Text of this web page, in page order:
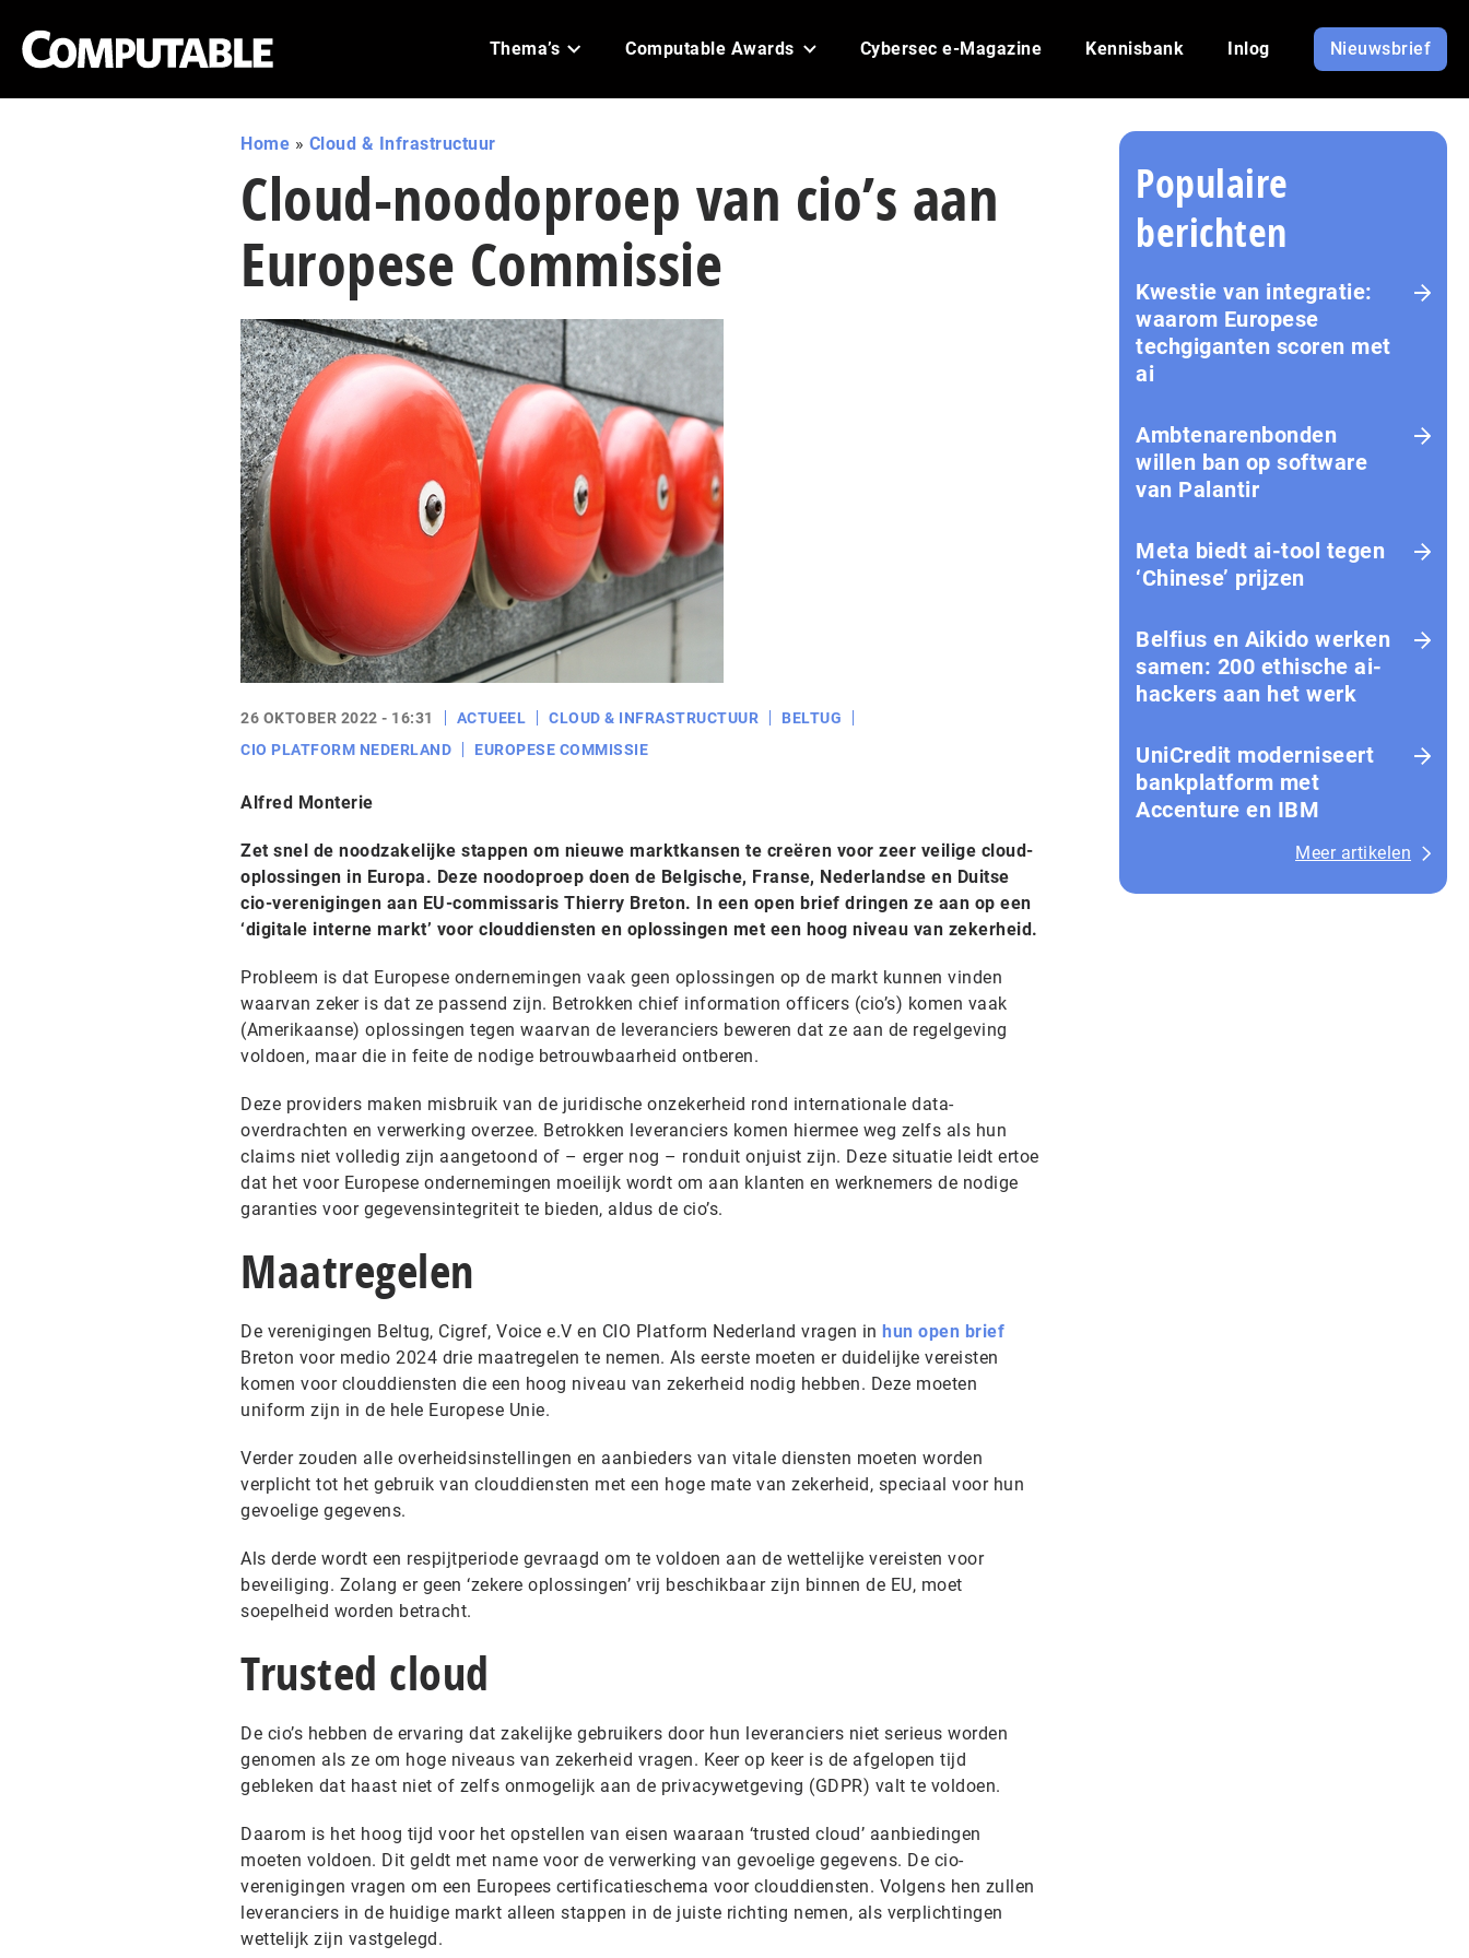
Thema’s Computable Awards Cybersec e-Magazine Kennisbank Inlog Nieuwsbrief
Home » Cloud & Infrastructuur
Cloud-noodoproep van cio’s aan
Europese Commissie
26 OKTOBER 2022 - 16:31 ACTUEEL CLOUD & INFRASTRUCTUUR
BELTUG
CIO PLATFORM NEDERLAND
EUROPESE COMMISSIE
Alfred Monterie
Zet snel de noodzakelijke stappen om nieuwe marktkansen te creëren voor zeer veilige cloud-
oplossingen in Europa. Deze noodoproep doen de Belgische, Franse, Nederlandse en Duitse
cio-verenigingen aan EU-commissaris Thierry Breton. In een open brief dringen ze aan op een
‘digitale interne markt’ voor clouddiensten en oplossingen met een hoog niveau van zekerheid.
Probleem is dat Europese ondernemingen vaak geen oplossingen op de markt kunnen vinden
waarvan zeker is dat ze passend zijn. Betrokken chief information officers (cio’s) komen vaak
(Amerikaanse) oplossingen tegen waarvan de leveranciers beweren dat ze aan de regelgeving
voldoen, maar die in feite de nodige betrouwbaarheid ontberen.
Deze providers maken misbruik van de juridische onzekerheid rond internationale data-
overdrachten en verwerking overzee. Betrokken leveranciers komen hiermee weg zelfs als hun
claims niet volledig zijn aangetoond of – erger nog – ronduit onjuist zijn. Deze situatie leidt ertoe
dat het voor Europese ondernemingen moeilijk wordt om aan klanten en werknemers de nodige
garanties voor gegevensintegriteit te bieden, aldus de cio’s.
Maatregelen
De verenigingen Beltug, Cigref, Voice e.V en CIO Platform Nederland vragen in hun open brief
Breton voor medio 2024 drie maatregelen te nemen. Als eerste moeten er duidelijke vereisten
komen voor clouddiensten die een hoog niveau van zekerheid nodig hebben. Deze moeten
uniform zijn in de hele Europese Unie.
Verder zouden alle overheidsinstellingen en aanbieders van vitale diensten moeten worden
verplicht tot het gebruik van clouddiensten met een hoge mate van zekerheid, speciaal voor hun
gevoelige gegevens.
Als derde wordt een respijtperiode gevraagd om te voldoen aan de wettelijke vereisten voor
beveiliging. Zolang er geen ‘zekere oplossingen’ vrij beschikbaar zijn binnen de EU, moet
soepelheid worden betracht.
Trusted cloud
De cio’s hebben de ervaring dat zakelijke gebruikers door hun leveranciers niet serieus worden
genomen als ze om hoge niveaus van zekerheid vragen. Keer op keer is de afgelopen tijd
gebleken dat haast niet of zelfs onmogelijk aan de privacywetgeving (GDPR) valt te voldoen.
Daarom is het hoog tijd voor het opstellen van eisen waaraan ‘trusted cloud’ aanbiedingen
moeten voldoen. Dit geldt met name voor de verwerking van gevoelige gegevens. De cio-
verenigingen vragen om een Europees certificatieschema voor clouddiensten. Volgens hen zullen
leveranciers in de huidige markt alleen stappen in de juiste richting nemen, als verplichtingen
wettelijk zijn vastgelegd.
Populaire
berichten
Kwestie van integratie:
waarom Europese
techgiganten scoren met
ai
Amb­te­na­ren­bon­den
willen ban op software
van Palantir
Meta biedt ai-tool tegen
‘Chinese’ prijzen
Belfius en Aikido werken
samen: 200 ethische ai-
hackers aan het werk
UniCredit moderniseert
bankplatform met
Accenture en IBM
Meer artikelen